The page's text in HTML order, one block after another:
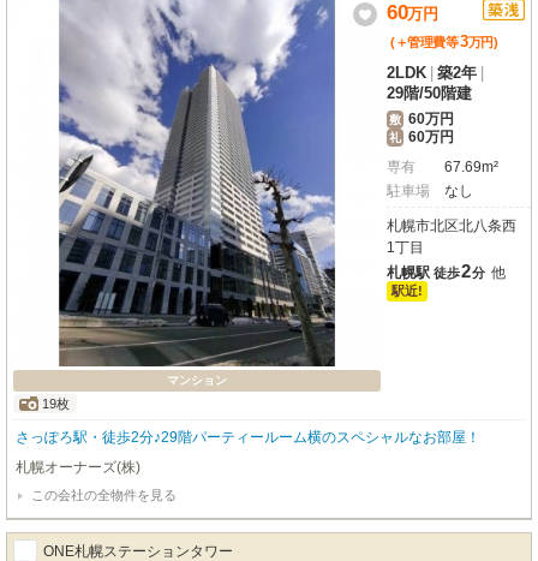
マンション
19枚
60万円
(＋管理費等3万円)
2LDK 築2年
29階/50階建
敷 60万円
礼 60万円
専有
67.69m²
駐車場
なし
札幌市北区北八条西
1丁目
札幌駅 徒歩2分 他
駅近!
さっぽろ駅・徒歩2分♪29階パーティールーム横のスペシャルなお部屋！
札幌オーナーズ(株)
この会社の全物件を見る
ONE札幌ステーションタワー